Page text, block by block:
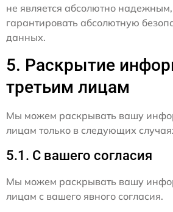
не является абсолютно
гарантировать абсолютную
данных.
5. Раскрытие
третьим лицам
Мы можем раскрывать вашу
лицам только в следующих
5.1. С вашего согласия
Мы можем раскрывать вашу
лицам с вашего явного согласия.